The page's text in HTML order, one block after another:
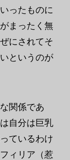
ったものに
まったく無
にされてそ
というのが
関係であ
自分は巨乳
ているわけ
ィリア（惹